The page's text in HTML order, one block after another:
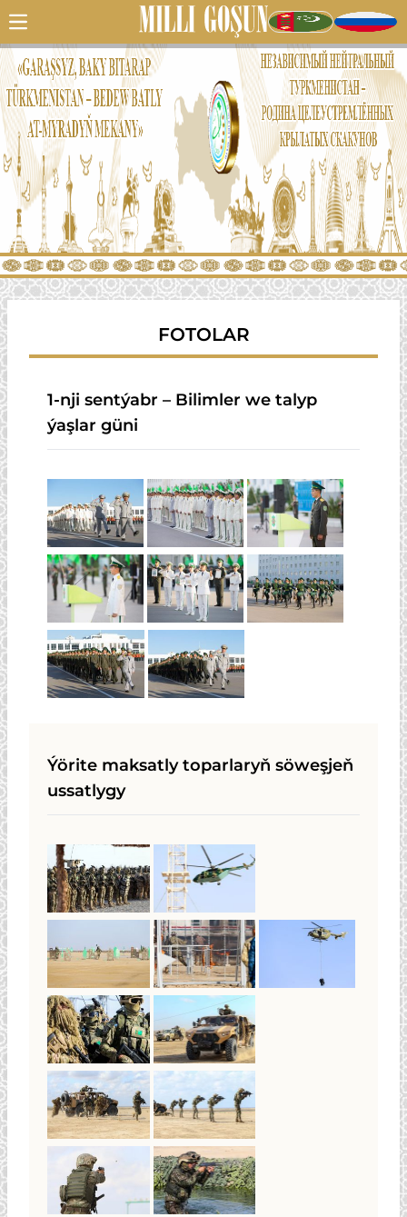
FOTOLAR
1-nji sentýabr – Bilimler we talyp
ýaşlar güni
Ýörite maksatly toparlaryň söweşjeň
ussatlygy